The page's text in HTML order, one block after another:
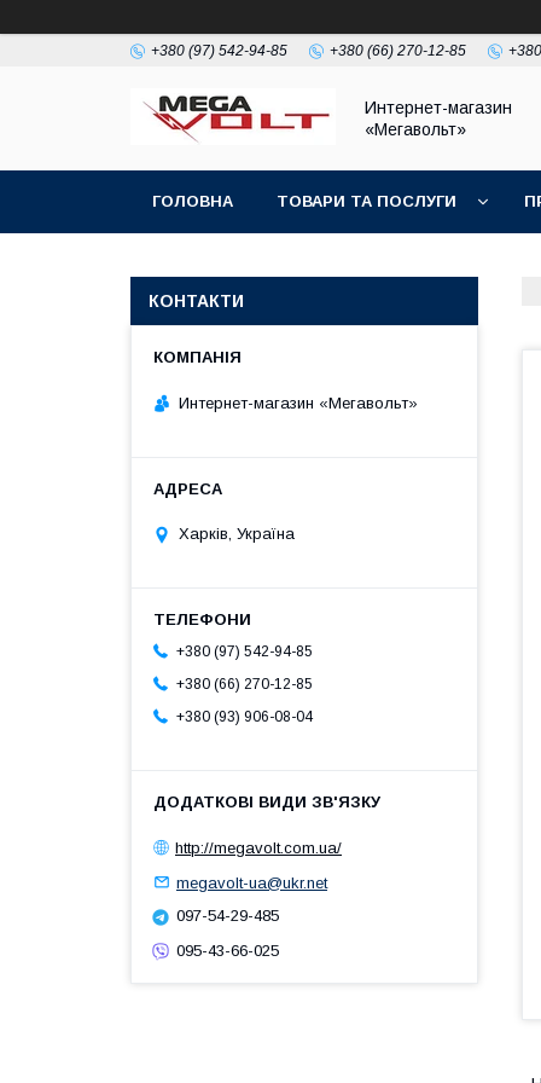
+380 (97) 542-94-85 +380 (66) 270-12-85
Интернет-магазин
«Мегавольт»
ГОЛОВНА ТОВАРИ ТА ПОСЛУГИ
КОНТАКТИ
Интернет-магазин «Мегавольт»
Харків, Україна
+380 (97) 542-94-85
+380 (66) 270-12-85
+380 (93) 906-08-04
http://megavolt.com.ua/
megavolt-ua@ukr.net
097-54-29-485
095-43-66-025